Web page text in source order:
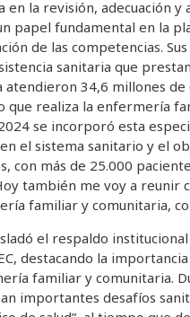
la revisión, adecuación y
papel fundamental en la
de las competencias.
sanitaria que
34,6 millones de
que realiza la enfermería
se incorporó esta
el sistema sanitario y el
con más de 25.000
también me voy a
familiar y comunitaria,
el respaldo
destacando la
familiar y comunitaria.
importantes desafíos